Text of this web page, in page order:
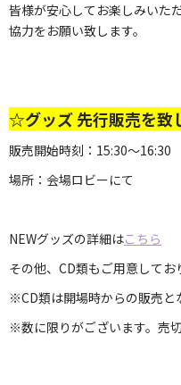
皆様が安心してお楽しみいた
協力をお願い致します。
☆グッズ 先行販売を
販売開始時刻：15:30～16:30
場所：会場ロビーにて
NEWグッズの詳細はこちら
その他、CD類もご用意してお
※CD類は開場時からの販売と
※数に限りがございます。売